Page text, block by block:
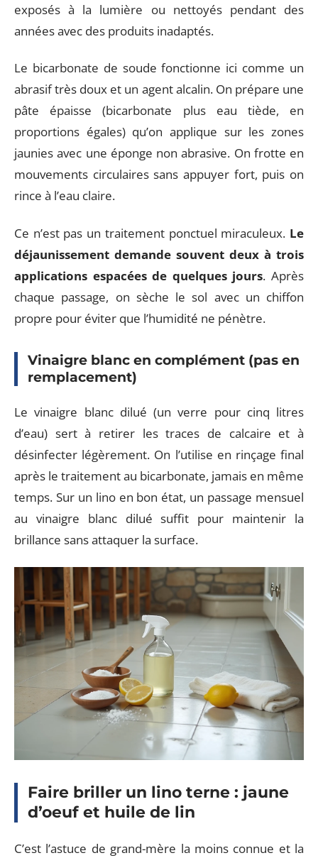
exposés à la lumière ou nettoyés pendant des
années avec des produits inadaptés.
Le bicarbonate de soude fonctionne ici comme un
abrasif très doux et un agent alcalin. On prépare une
pâte épaisse (bicarbonate plus eau tiède, en
proportions égales) qu’on applique sur les zones
jaunies avec une éponge non abrasive. On frotte en
mouvements circulaires sans appuyer fort, puis on
rince à l’eau claire.
Ce n’est pas un traitement ponctuel miraculeux. Le
déjaunissement demande souvent deux à trois
applications espacées de quelques jours. Après
chaque passage, on sèche le sol avec un chiffon
propre pour éviter que l’humidité ne pénètre.
Vinaigre blanc en complément (pas en
remplacement)
Le vinaigre blanc dilué (un verre pour cinq litres
d’eau) sert à retirer les traces de calcaire et à
désinfecter légèrement. On l’utilise en rinçage final
après le traitement au bicarbonate, jamais en même
temps. Sur un lino en bon état, un passage mensuel
au vinaigre blanc dilué suffit pour maintenir la
brillance sans attaquer la surface.
Faire briller un lino terne : jaune
d’oeuf et huile de lin
C’est l’astuce de grand-mère la moins connue et la